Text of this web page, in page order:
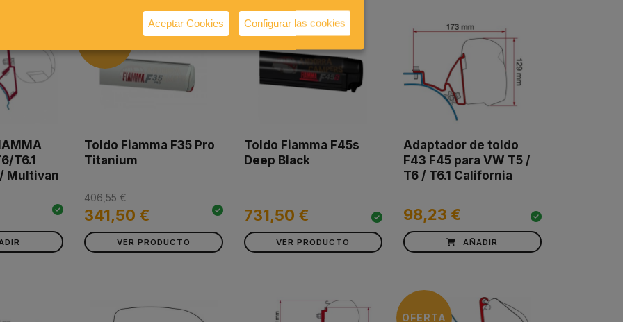
T6.1
Multivan
Toldo Fiamma F35 Pro
Titanium
341,50 €
406,55 €
VER PRODUCTO
Toldo Fiamma F45s
Deep Black
731,50 €
VER PRODUCTO
Adaptador de toldo
F43 F45 para VW T5 /
T6 / T6.1 California
98,23 €
AÑADIR
OFERTA
Aceptar Cookies Configurar las cookies